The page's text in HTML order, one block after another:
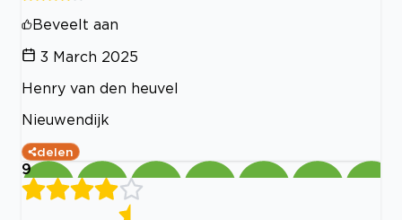
Beveelt aan
3 March 2025
Henry van den heuvel
Nieuwendijk
delen
9